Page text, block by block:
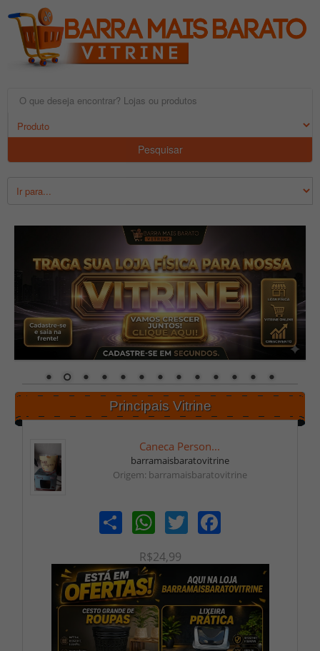
Pesquisar
Principais Vitrine
Caneca Person...
barramaisbaratovitrine
Origem: barramaisbaratovitrine
Share WhatsAppTwitter Facebook
R$24,99